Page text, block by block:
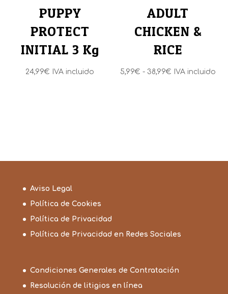
PUPPY
PROTECT
INITIAL 3 Kg
24,99€ IVA incluido
ADULT
CHICKEN &
RICE
5,99€ - 38,99€ Rango
IVA incluido
Aviso Legal
Política de Cookies
Política de Privacidad
Política de Privacidad en Redes Sociales
Condiciones Generales de Contratación
Resolución de litigios en línea